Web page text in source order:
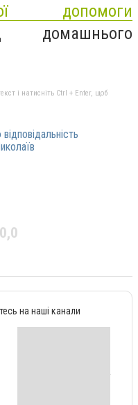
допомоги
домашнього
і натисніть Ctrl + Enter, щоб
0,0
на наші канали